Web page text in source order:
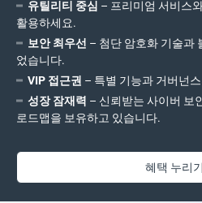
유틸리티 중심 – 프리미엄 서비스
활용하세요.
보안 최우선 – 첨단 암호화 기술과
었습니다.
VIP 접근권 – 특별 기능과 거버넌
성장 잠재력 – 신뢰받는 사이버 보
로드맵을 보유하고 있습니다.
혜택 누리기